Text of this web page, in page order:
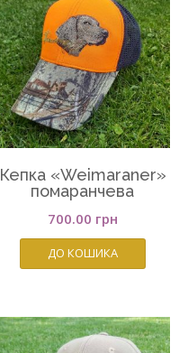
Кепка «Weimaraner»
помаранчева
700.00 грн
ДО КОШИКА